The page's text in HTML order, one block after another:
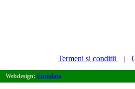
Termeni si conditii |
Webdesign: Eurodata